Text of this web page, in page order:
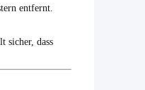
entfernt.
sicher, dass